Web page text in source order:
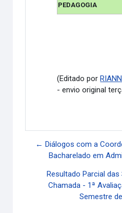
PEDAGOGIA
(Editado por
- envio original
← Diálogos com a
Bacharelado em
Resultado Parcial
Chamada - 1ª
Semestre